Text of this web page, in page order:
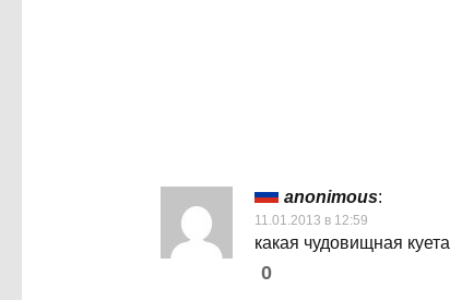
anonimous:
11.01.2013 в 12:59
какая чудовищная куета
0